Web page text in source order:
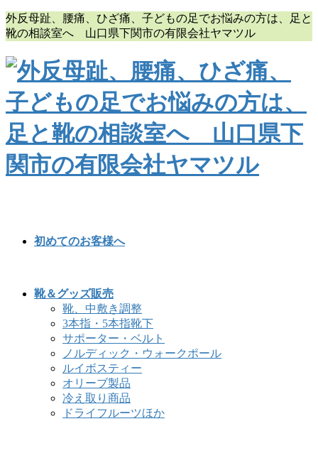
コ
ン
ン
に
移
動
ナ
ビ
ー
ョ
ン
に
移
動
外反母趾、腰痛、ひざ痛、子どもの足でお悩みの方は、足と
靴の相談室へ 山口県下関市の有限会社ヤマツル
初めてのお客様へ
靴＆グッズ販売
靴、中敷き調整
3本指・5本指靴下
サポーター・ベルト
ノルディック・ウォークポール
ルイボスティー
オリーブ製品
冷え取り商品
ドライフルーツほか